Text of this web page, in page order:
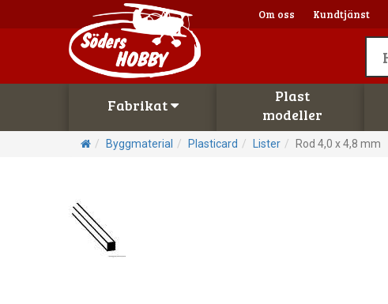
Om oss Kundtjänst
Fabrikat
Plast
modeller
Byggmaterial Plasticard Lister Rod 4,0 x 4,8 mm